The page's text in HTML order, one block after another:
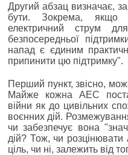
Другий абзац визначає,
бути. Зокрема, якщо
електричний струм
безпосередньої
напад є єдиним
припинити цю підтримку".
Перший пункт, звісно,
Майже кожна АЕС
війни як до цивільних
воєнних дій.
чи забезпечує вона
дій? Тож, чи
ціль, чи ні, залежить від